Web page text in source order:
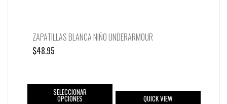
ZAPATILLAS BLANCA NIÑO UNDERARMOUR
$48.95
SELECCIONAR
OPCIONES QUICK VIEW